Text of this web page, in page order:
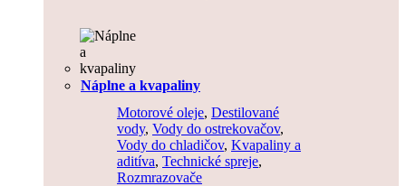
Náplne a kvapaliny
Motorové oleje, Destilované
vody, Vody do ostrekovačov,
Vody do chladičov, Kvapaliny a
aditíva, Technické spreje,
Rozmrazovače